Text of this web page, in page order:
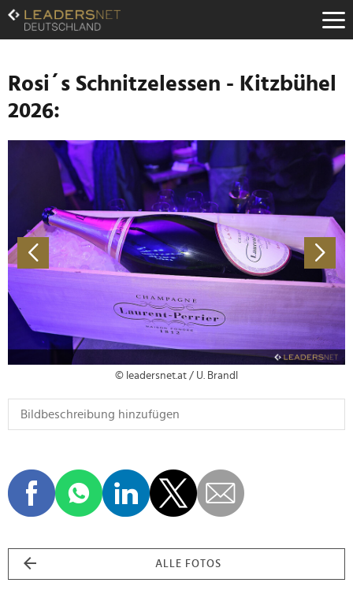
Zum
Inhalt
Zur
Navigation
Zur
Hauptnavigation
Rosi´s Schnitzelessen - Kitzbühel
2026:
© leadersnet.at / U. Brandl
ALLE FOTOS